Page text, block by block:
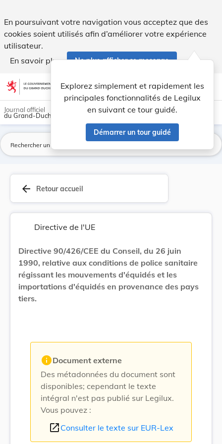
En poursuivant votre navigation vous acceptez que des
cookies soient utilisés afin d’améliorer votre expérience
utilisateur.
En savoir plus
Ne plus afficher ce message
Aller au contenu account_circle help Aide
Explorez simplement et rapidement les
principales fonctionnalités de Legilux
en suivant ce tour guidé.
Démarrer un tour guidé
light_mode dark_mode
Journal officiel
du Grand-Duché de Luxembourg
arrow_back Retour accueil
Directive de l'UE
Directive 90/426/CEE du Conseil, du 26 juin
1990, relative aux conditions de police sanitaire
régissant les mouvements d'équidés et les
importations d'équidés en provenance des pays
tiers.
infoDocument externe
Des métadonnées du document sont
disponibles; cependant le texte
intégral n'est pas publié sur Legilux.
Vous pouvez :
open_in_new Consulter le texte sur EUR-Lex